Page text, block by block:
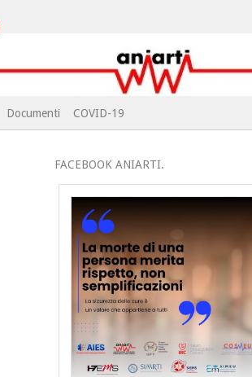
Documenti COVID-19
FACEBOOK ANIARTI.